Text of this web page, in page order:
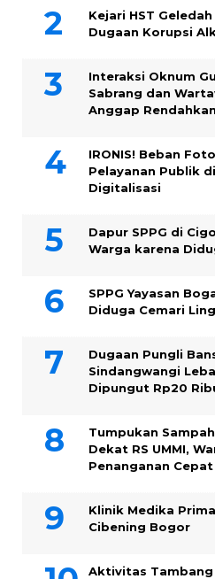
Kejari HST
Dugaan Korupsi
Interaksi Oknum
Sabrang dan
Anggap
IRONIS! Beban
Pelayanan Publik
Digitalisasi
Dapur SPPG di
Warga karena
SPPG Yayasan
Diduga Cemari
Dugaan Pungli
Sindangwangi
Dipungut Rp20
Tumpukan
Dekat RS UMMI,
Penanganan Cepat
Klinik Medika
Cibening Bogor
Aktivitas Tambang